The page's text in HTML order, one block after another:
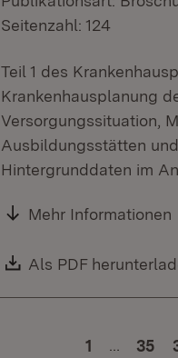
Seitenzahl: 124
Teil 1 des
Krankenhausplanung
Versorgungssituation,
Ausbildungsstätten
Hintergrunddaten im
Mehr Informationen
Download:
Als PDF
1 Zur
35